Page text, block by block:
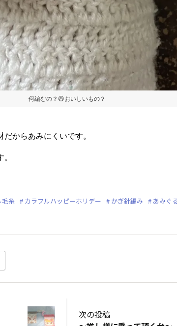
何編むの？😆おいしいもの？
からあみにくいです。
毛糸 カラフルハッピーホリデー かぎ針編み あみぐ
次の投稿